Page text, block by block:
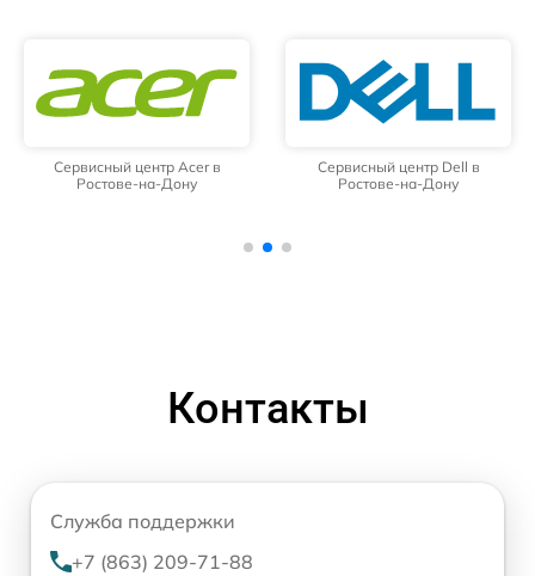
Сервисный центр Acer в
Ростове-на-Дону
Сервисный центр Dell в
Ростове-на-Дону
Контакты
Служба поддержки
+7 (863) 209-71-88